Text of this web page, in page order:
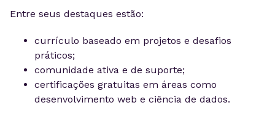
Entre seus destaques estão:
currículo baseado em projetos e desafios
práticos;
comunidade ativa e de suporte;
certificações gratuitas em áreas como
desenvolvimento web e ciência de dados.